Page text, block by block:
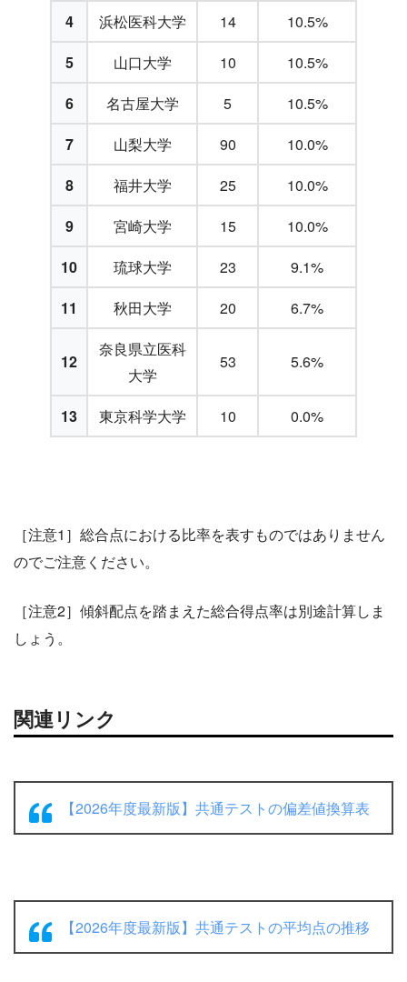
4 浜松医科大学 14
10.5%
5
山口大学 10
10.5%
6
名古屋大学 5
10.5%
7
山梨大学 90
10.0%
8
福井大学 25
10.0%
9
宮崎大学 15
10.0%
10
琉球大学 23
9.1%
11
秋田大学 20 6.7%
12
奈良県立医科
大学
53 5.6%
13 東京科学大学 10 0.0%
［注意1］総合点における比率を表すものではありません
のでご注意ください。
［注意2］傾斜配点を踏まえた総合得点率は別途計算しま
しょう。
関連リンク
【2026年度最新版】共通テストの偏差値換算表
【2026年度最新版】共通テストの平均点の推移